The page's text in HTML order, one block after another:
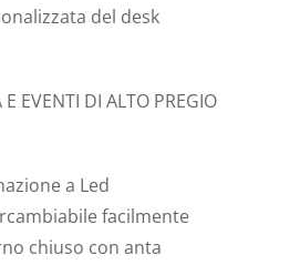
del desk
E EVENTI DI ALTO PREGIO
a Led
facilmente
chiuso con anta